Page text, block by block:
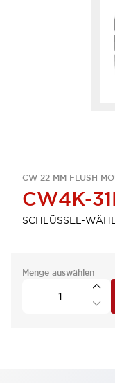
CW 22 MM FLUSH
CW4K-
SCHLÜSSEL-
Menge auswählen